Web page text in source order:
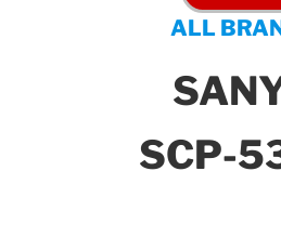
ALL
SCP-